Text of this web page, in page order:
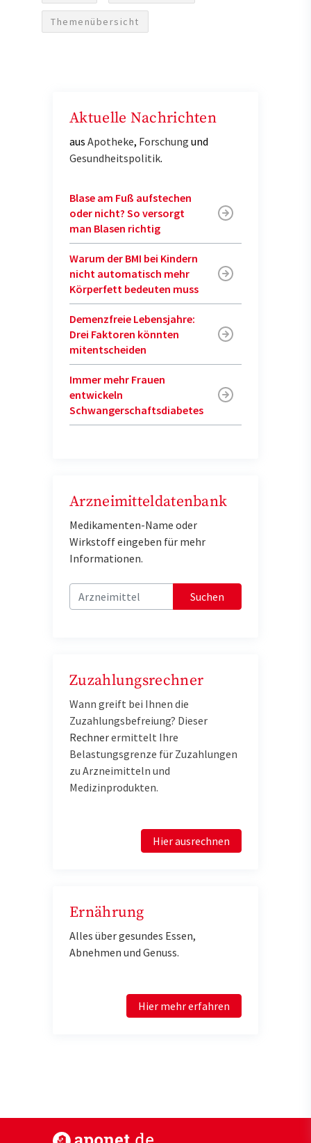
Themenübersicht
Aktuelle Nachrichten
aus Apotheke, Forschung und
Gesundheitspolitik.
Blase am Fuß aufstechen
oder nicht? So versorgt
man Blasen richtig
Warum der BMI bei Kindern
nicht automatisch mehr
Körperfett bedeuten muss
Demenzfreie Lebensjahre:
Drei Faktoren könnten
mitentscheiden
Immer mehr Frauen
entwickeln
Schwangerschaftsdiabetes
Arzneimitteldatenbank
Medikamenten-Name oder
Wirkstoff eingeben für mehr
Informationen.
Suchen
Zuzahlungsrechner
Wann greift bei Ihnen die
Zuzahlungsbefreiung? Dieser
Rechnerermittelt Ihre
Belastungsgrenze für Zuzahlungen
zu Arzneimitteln und
Medizinprodukten.
Hier ausrechnen
Ernährung
Alles über gesundes Essen,
Abnehmen und Genuss.
Hier mehr erfahren